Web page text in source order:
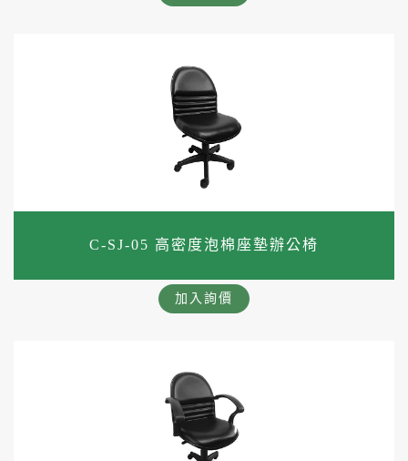
C-SJ-05 高密度泡棉座墊辦公椅
加入詢價